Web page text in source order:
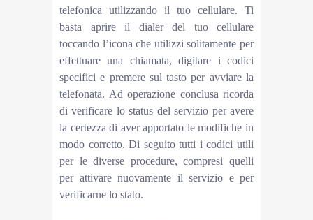
telefonica utilizzando il tuo cellulare. Ti
basta aprire il dialer del tuo cellulare
toccando l’icona che utilizzi solitamente per
effettuare una chiamata, digitare i codici
specifici e premere sul tasto per avviare la
telefonata. Ad operazione conclusa ricorda
di verificare lo status del servizio per avere
la certezza di aver apportato le modifiche in
modo corretto. Di seguito tutti i codici utili
per le diverse procedure, compresi quelli
per attivare nuovamente il servizio e per
verificarne lo stato.